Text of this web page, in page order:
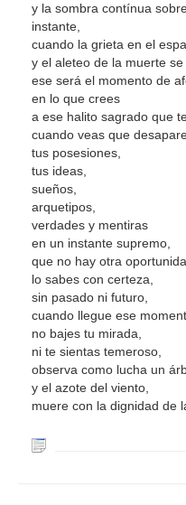
y la sombra contínua
instante,
cuando la grieta en el
y el aleteo de la muerte
ese será el momento de
en lo que crees
a ese halito sagrado que
cuando veas que
tus posesiones,
tus ideas,
sueños,
arquetipos,
verdades y mentiras
en un instante supremo,
que no hay otra
lo sabes con certeza,
sin pasado ni futuro,
cuando llegue ese
no bajes tu mirada,
ni te sientas temeroso,
observa como lucha un
y el azote del viento,
muere con la dignidad de